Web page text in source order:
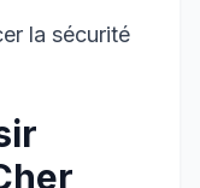
la sécurité